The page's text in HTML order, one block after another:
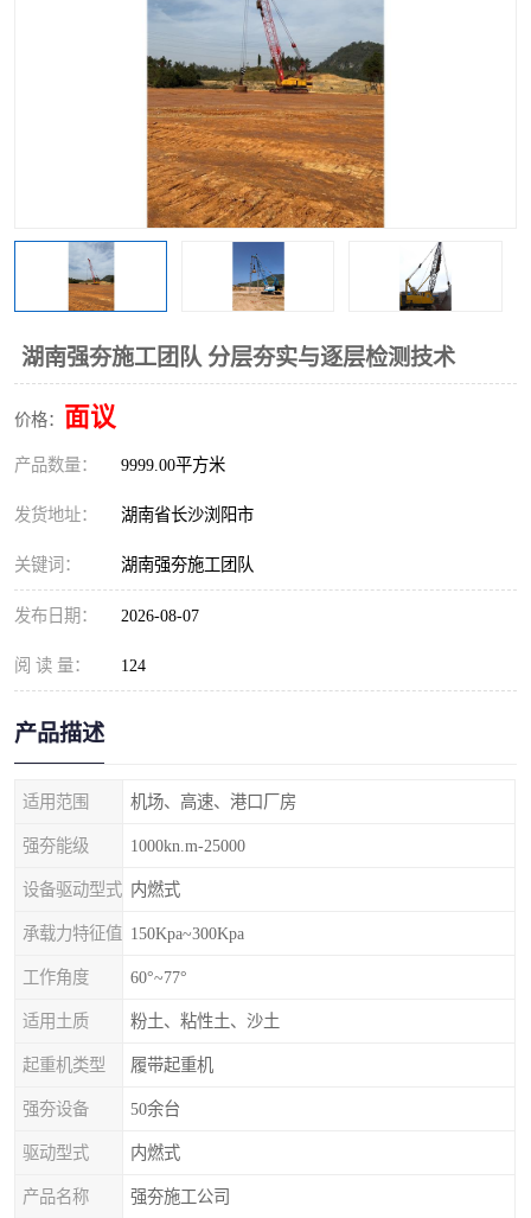
湖南强夯施工团队 分层夯实与逐层检测技术
价格： 面议
产品数量： 9999.00平方米
发货地址： 湖南省长沙浏阳市
关键词： 湖南强夯施工团队
发布日期： 2026-08-07
阅 读 量： 124
产品描述
适用范围 机场、高速、港口厂房
强夯能级 1000kn.m-25000
设备驱动型式 内燃式
承载力特征值 150Kpa~300Kpa
工作角度 60°~77°
适用土质 粉土、粘性土、沙土
起重机类型 履带起重机
强夯设备 50余台
驱动型式 内燃式
产品名称 强夯施工公司